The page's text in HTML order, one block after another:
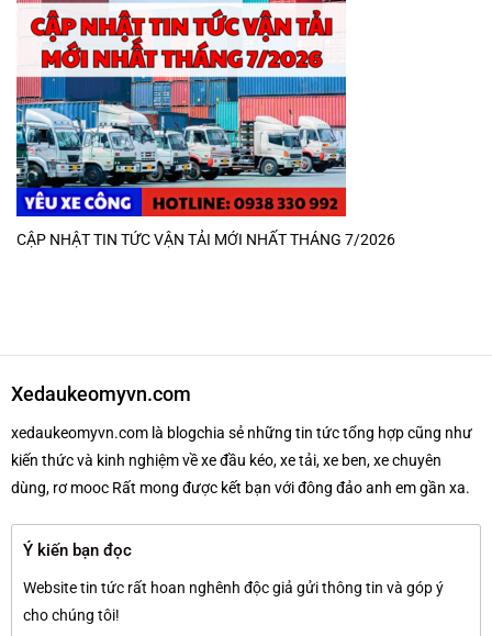
CẬP NHẬT TIN TỨC VẬN TẢI MỚI NHẤT THÁNG 7/2026
Xedaukeomyvn.com
xedaukeomyvn.com là blogchia sẻ những tin tức tổng hợp cũng như
kiến thức và kinh nghiệm về xe đầu kéo, xe tải, xe ben, xe chuyên
dùng, rơ mooc Rất mong được kết bạn với đông đảo anh em gần xa.
Ý kiến bạn đọc
Website tin tức rất hoan nghênh độc giả gửi thông tin và góp ý
cho chúng tôi!